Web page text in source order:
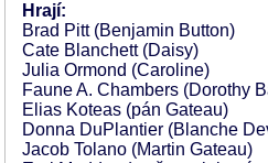
Hrají:
Brad Pitt (Benjamin Button)
Cate Blanchett (Daisy)
Julia Ormond (Caroline)
Faune A. Chambers (Dorothy
Elias Koteas (pán Gateau)
Donna DuPlantier (Blanche
Jacob Tolano (Martin Gateau)